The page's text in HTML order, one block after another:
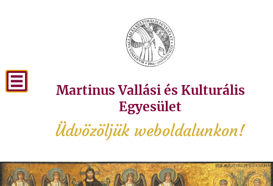
Martinus Vallási és Kulturális
Egyesület
Üdvözöljük weboldalunkon!